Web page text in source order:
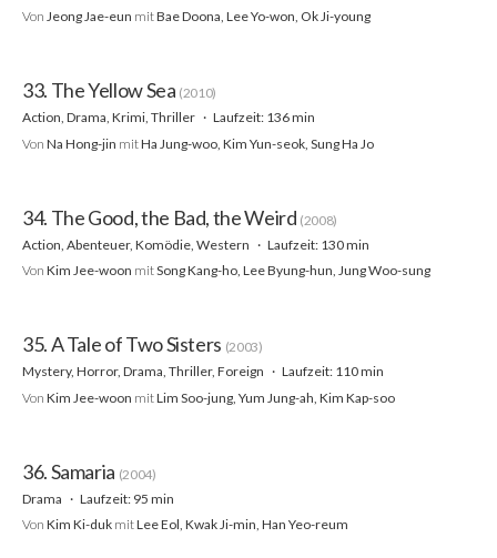
Von Jeong Jae-eun mitBae Doona, Lee Yo-won, Ok Ji-young
33. The Yellow Sea (2010)
Action, Drama, Krimi, Thriller
Laufzeit: 136 min
Von Na Hong-jin mitHa Jung-woo, Kim Yun-seok, Sung Ha Jo
34. The Good, the Bad, the Weird (2008)
Action, Abenteuer, Komödie, Western
Laufzeit: 130 min
Von Kim Jee-woon mitSong Kang-ho, Lee Byung-hun, Jung Woo-sung
35. A Tale of Two Sisters (2003)
Mystery, Horror, Drama, Thriller, Foreign
Laufzeit: 110 min
Von Kim Jee-woon mitLim Soo-jung, Yum Jung-ah, Kim Kap-soo
36. Samaria (2004)
Drama
Laufzeit: 95 min
Von Kim Ki-duk mitLee Eol, Kwak Ji-min, Han Yeo-reum